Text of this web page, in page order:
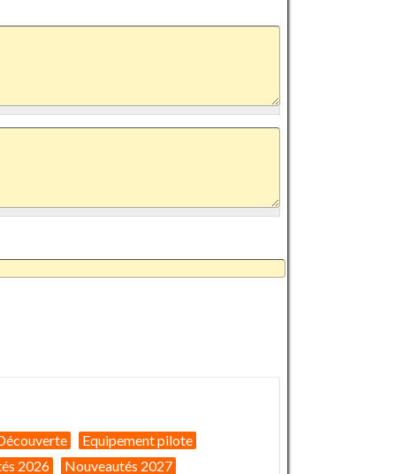
Equipement pilote
2026 Nouveautés 2027